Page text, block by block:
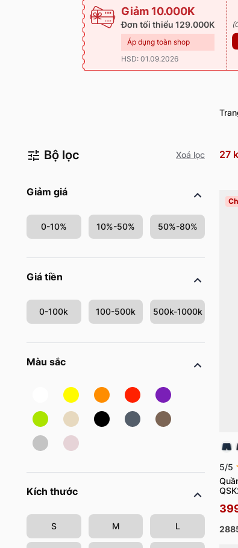
Giảm 10.000K
Đơn tối thiểu 129.000K
Áp dụng toàn shop
HSD: 01.09.2026
Bộ lọc Xoá lọc
Giảm giá
0-10% 10%-50% 50%-80%
Giá tiền
0-100k 100-500k 500k-1000k
Màu sắc
Kích thước
S M L
27
5/5